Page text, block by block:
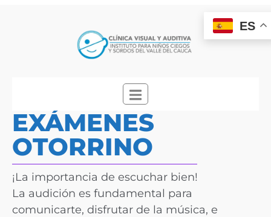
EXÁMENES
OTORRINO
¡La importancia de escuchar bien!
La audición es fundamental para
comunicarte, disfrutar de la música, e
ES